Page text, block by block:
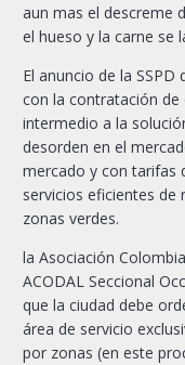
aun mas el descreme
el hueso y la carne se
El anuncio de la
con la contratación de
intermedio a la
desorden en el
mercado y con tarifas
servicios eficientes de
zonas verdes.
la Asociación
ACODAL Seccional
que la ciudad debe
área de servicio
por zonas (en este